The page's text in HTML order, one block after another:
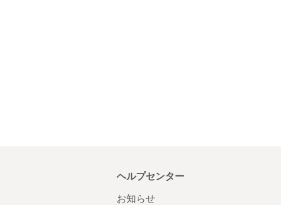
ヘルプセンター
お知らせ